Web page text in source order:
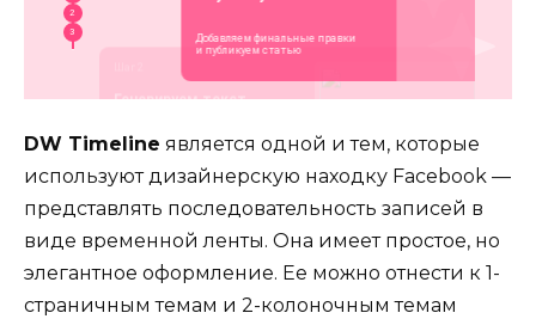
DW Timeline является одной и тем, которые
используют дизайнерскую находку Facebook —
представлять последовательность записей в
виде временной ленты. Она имеет простое, но
элегантное оформление. Ее можно отнести к 1-
страничным темам и 2-колоночным темам